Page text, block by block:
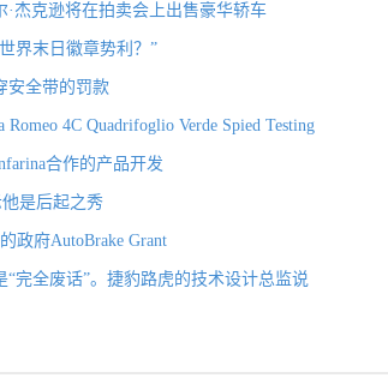
·杰克逊将在拍卖会上出售豪华轿车
界末日徽章势利？”
安全带的罚款
4C Quadrifoglio Verde Spied Testing
合作的产品开发
是后起之秀
政府AutoBrake Grant
“完全废话”。捷豹路虎的技术设计总监说